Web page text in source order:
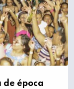
de época